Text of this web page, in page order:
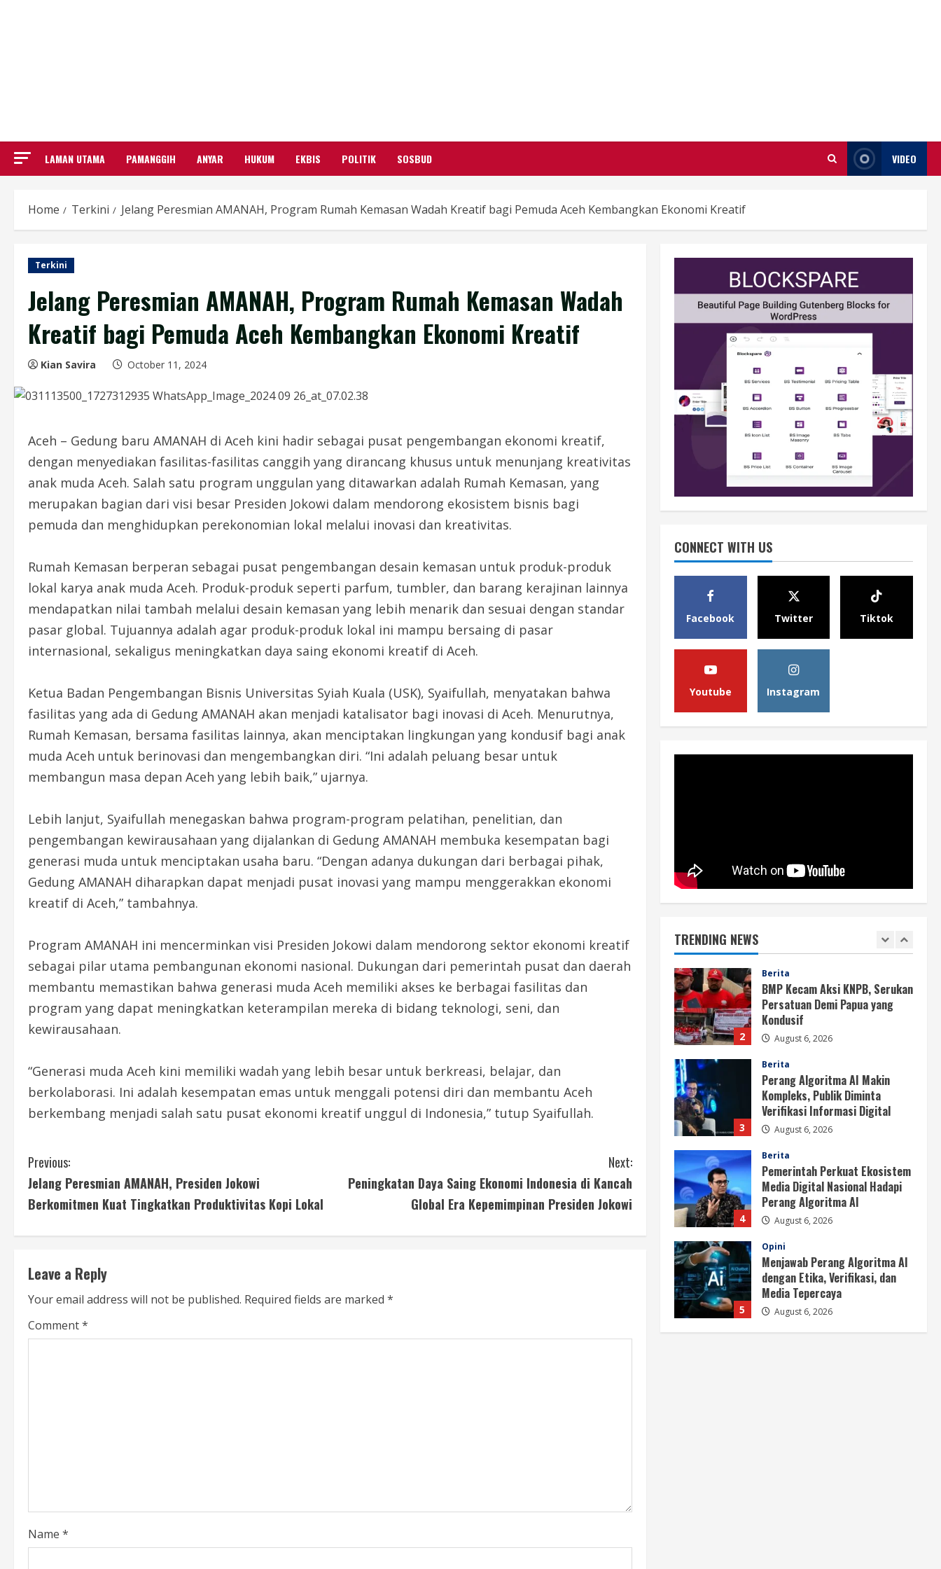
LAMAN UTAMA PAMANGGIH ANYAR HUKUM EKBIS POLITIK SOSBUD VIDEO
Home Terkini Jelang Peresmian AMANAH, Program Rumah Kemasan Wadah Kreatif bagi Pemuda Aceh Kembangkan Ekonomi Kreatif
Terkini
Jelang Peresmian AMANAH, Program Rumah Kemasan Wadah
Kreatif bagi Pemuda Aceh Kembangkan Ekonomi Kreatif
Kian Savira October 11, 2024
Aceh – Gedung baru AMANAH di Aceh kini hadir sebagai pusat pengembangan ekonomi kreatif,
dengan menyediakan fasilitas-fasilitas canggih yang dirancang khusus untuk menunjang kreativitas
anak muda Aceh. Salah satu program unggulan yang ditawarkan adalah Rumah Kemasan, yang
merupakan bagian dari visi besar Presiden Jokowi dalam mendorong ekosistem bisnis bagi
pemuda dan menghidupkan perekonomian lokal melalui inovasi dan kreativitas.
Rumah Kemasan berperan sebagai pusat pengembangan desain kemasan untuk produk-produk
lokal karya anak muda Aceh. Produk-produk seperti parfum, tumbler, dan barang kerajinan lainnya
mendapatkan nilai tambah melalui desain kemasan yang lebih menarik dan sesuai dengan standar
pasar global. Tujuannya adalah agar produk-produk lokal ini mampu bersaing di pasar
internasional, sekaligus meningkatkan daya saing ekonomi kreatif di Aceh.
Ketua Badan Pengembangan Bisnis Universitas Syiah Kuala (USK), Syaifullah, menyatakan bahwa
fasilitas yang ada di Gedung AMANAH akan menjadi katalisator bagi inovasi di Aceh. Menurutnya,
Rumah Kemasan, bersama fasilitas lainnya, akan menciptakan lingkungan yang kondusif bagi anak
muda Aceh untuk berinovasi dan mengembangkan diri. “Ini adalah peluang besar untuk
membangun masa depan Aceh yang lebih baik,” ujarnya.
Lebih lanjut, Syaifullah menegaskan bahwa program-program pelatihan, penelitian, dan
pengembangan kewirausahaan yang dijalankan di Gedung AMANAH membuka kesempatan bagi
generasi muda untuk menciptakan usaha baru. “Dengan adanya dukungan dari berbagai pihak,
Gedung AMANAH diharapkan dapat menjadi pusat inovasi yang mampu menggerakkan ekonomi
kreatif di Aceh,” tambahnya.
Program AMANAH ini mencerminkan visi Presiden Jokowi dalam mendorong sektor ekonomi kreatif
sebagai pilar utama pembangunan ekonomi nasional. Dukungan dari pemerintah pusat dan daerah
membantu memastikan bahwa generasi muda Aceh memiliki akses ke berbagai fasilitas dan
program yang dapat meningkatkan keterampilan mereka di bidang teknologi, seni, dan
kewirausahaan.
“Generasi muda Aceh kini memiliki wadah yang lebih besar untuk berkreasi, belajar, dan
berkolaborasi. Ini adalah kesempatan emas untuk menggali potensi diri dan membantu Aceh
berkembang menjadi salah satu pusat ekonomi kreatif unggul di Indonesia,” tutup Syaifullah.
C
o
i
n
u
i
n
Previous:
Jelang Peresmian AMANAH, Presiden Jokowi
Berkomitmen Kuat Tingkatkan Produktivitas Kopi Lokal
Next:
Peningkatan Daya Saing Ekonomi Indonesia di Kancah
Global Era Kepemimpinan Presiden Jokowi
Leave a Reply
Your email address will not be published. Required fields are marked *
Comment*
Name *
CONNECT WITH US
Facebook Twitter Tiktok
Youtube Instagram
TRENDING NEWS
Berita
BMP Kecam Aksi KNPB, Serukan
Persatuan Demi Papua yang
Berita
Perang Algoritma AI Makin
Kompleks, Publik Diminta
4
Berita
Pemerintah Perkuat Ekosistem
Media Digital Nasional Hadapi
Perang Algoritma AI
Menjawab Perang Algoritma AI
Aksi Anarkis Demi Menjaga
Keamanan dan Pembangunan
2
BMP Kecam Aksi KNPB, Serukan
Persatuan Demi Papua yang
Kondusif
August 6, 2026
Berita
Perang Algoritma AI Makin
Kompleks, Publik Diminta
Verifikasi Informasi Digital
August 6, 2026
4
Berita
Pemerintah Perkuat Ekosistem
Media Digital Nasional Hadapi
Perang Algoritma AI
August 6, 2026
5
Opini
Menjawab Perang Algoritma AI
dengan Etika, Verifikasi, dan
Media Tepercaya
August 6, 2026
Berita
BMP Ajak Masyarakat Tolak
Aksi Anarkis Demi Menjaga
Keamanan dan Pembangunan